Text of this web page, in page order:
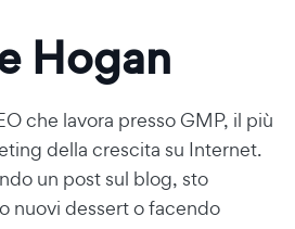
Hogan
che lavora presso GMP, il più
della crescita su Internet.
un post sul blog, sto
nuovi dessert o facendo